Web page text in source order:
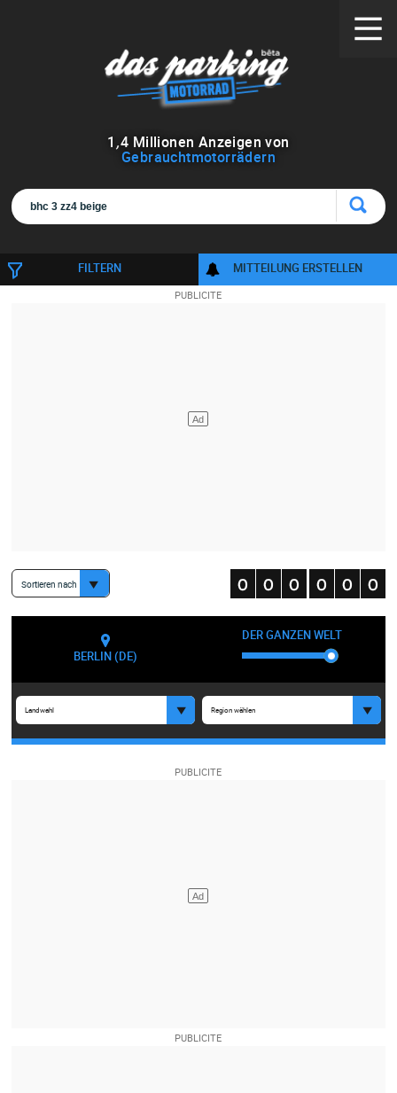
1 ,4 Millionen Anzeigen von
Gebrauchtmotorrädern
FILTERN MITTEILUNG ERSTELLEN
Sortieren nach
BERLIN (DE)
DER GANZEN WELT
Landwahl Region wählen